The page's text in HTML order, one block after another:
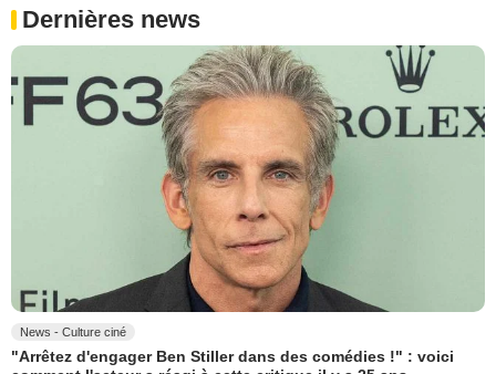
Dernières news
News - Culture ciné
"Arrêtez d'engager Ben Stiller dans des comédies !" : voici